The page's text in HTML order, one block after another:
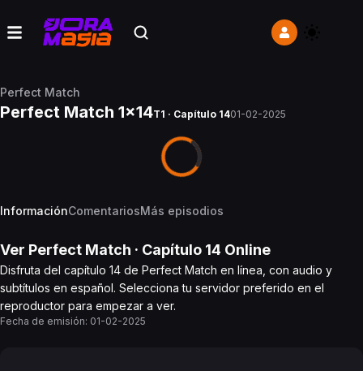
Perfect Match
Perfect Match 1x14T1 · Capítulo 1401-02-2025
InformaciónComentariosMás episodios
Ver Perfect Match · Capítulo 14 Online
Disfruta del capítulo 14 de Perfect Match en línea, con audio y
subtítulos en español. Selecciona tu servidor preferido en el
reproductor para empezar a ver.
Fecha de emisión: 01-02-2025